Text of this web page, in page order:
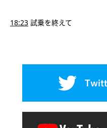
18:23 試乗を終えて